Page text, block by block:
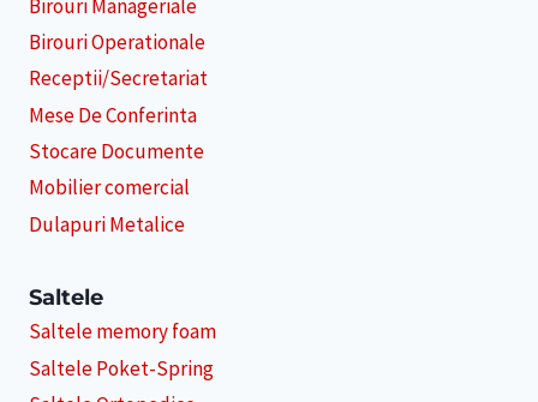
Birouri Manageriale
Birouri Operationale
Receptii/Secretariat
Mese De Conferinta
Stocare Documente
Mobilier comercial
Dulapuri Metalice
Saltele
Saltele memory foam
Saltele Poket-Spring